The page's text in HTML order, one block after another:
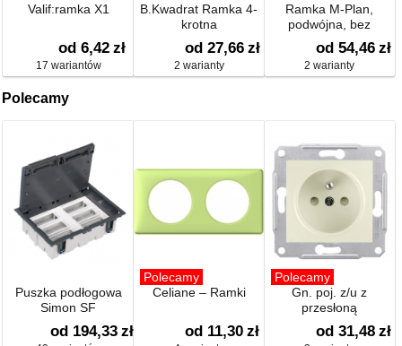
Valif:ramka X1
od 6,42 zł
17 wariantów
B.Kwadrat Ramka 4-
krotna
od 27,66 zł
2 warianty
Ramka M-Plan,
podwójna, bez
środkowej poprzeczki
od 54,46 zł
2 warianty
Polecamy
Puszka podłogowa
Simon SF
od 194,33 zł
Polecamy
Celiane – Ramki
od 11,30 zł
Polecamy
Gn. poj. z/u z
przesłoną
od 31,48 zł